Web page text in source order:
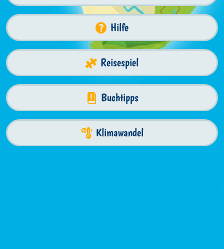
Hilfe
Reisespiel
Buchtipps
Klimawandel